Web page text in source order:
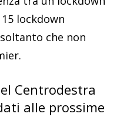
lockdown
che non
Centrodestra
alle prossime